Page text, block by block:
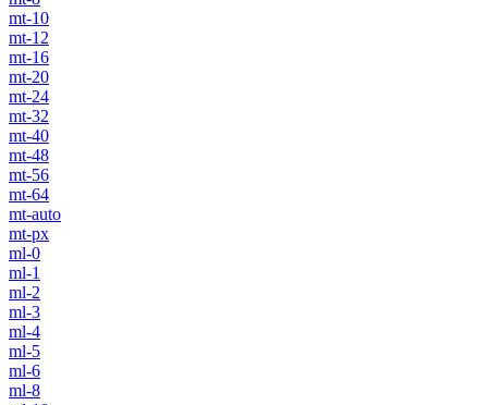
mt-10
mt-12
mt-16
mt-20
mt-24
mt-32
mt-40
mt-48
mt-56
mt-64
mt-auto
mt-px
ml-0
ml-1
ml-2
ml-3
ml-4
ml-5
ml-6
ml-8